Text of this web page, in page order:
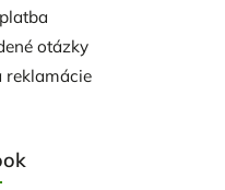
otázky
reklamácie